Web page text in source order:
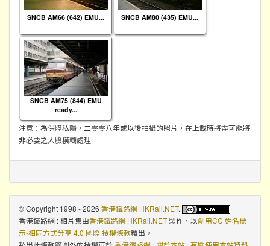
SNCB AM66 (642) EMU... SNCB AM80 (435) EMU...
SNCB AM75 (844) EMU
ready...
注意：為保障私隱，二零零八年或以後拍攝的照片，在上載時將盡可能將
非必要之人臉模糊處理
© Copyright 1998 - 2026 香港鐵路網 HKRail.NET.
香港鐵路網 : 相片集由香港鐵路網 HKRail.NET製作，以創用CC 姓名標
示-相同方式分享 4.0 國際 授權條款釋出。